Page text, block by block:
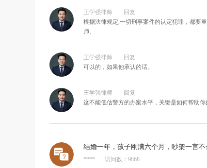
王学强律师
回复
根据法律规定,一切刑事案件的认定犯罪，都要
师。
王学强律师
回复
可以的，如果他承认的话。
王学强律师
回复
这不能低估警方的办案水平，关键是如何帮助你
结婚一年，孩子刚满六个月，吵架一言
**** 访问数：9868